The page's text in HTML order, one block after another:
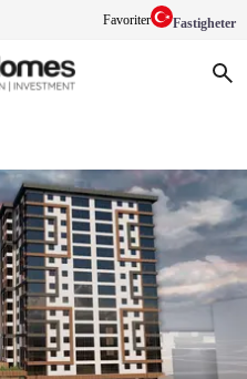
Favoriter Fastigheter